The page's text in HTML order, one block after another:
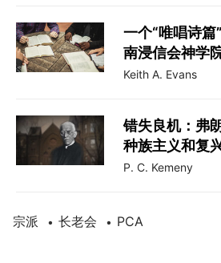
一个“唯唱诗
南浸信会神学
Keith A. Evans
错失良机：弗
种族主义和复
P. C. Kemeny
宗派 • 长老会 • PCA